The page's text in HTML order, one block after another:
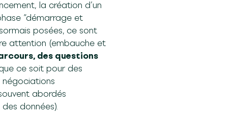
la création d’un
“démarrage et
posées, ce sont
attention (embauche et
des questions
ce soit pour des
négociations
abordés
données).